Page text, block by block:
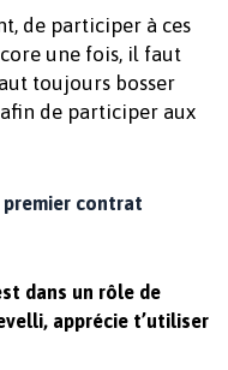
de participer à ces
une fois, il faut
toujours bosser
de participer aux
premier contrat
dans un rôle de
apprécie t’utiliser